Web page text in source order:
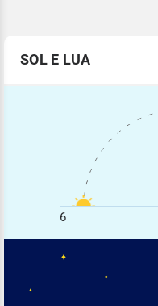
SOL E LUA
6